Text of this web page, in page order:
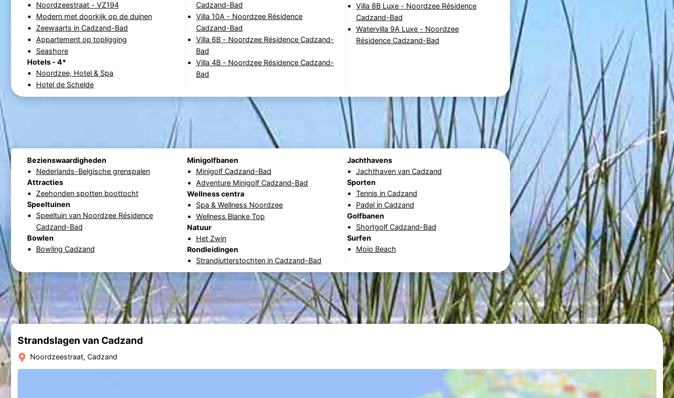
Noordzeestraat - VZ194
Modern met doorkijk op de duinen
Zeewaarts in Cadzand-Bad
Appartement op topligging
Seashore
Hotels - 4*
Noordzee, Hotel & Spa
Hotel de Schelde
Cadzand-Bad
Villa 10A - Noordzee Résidence
Cadzand-Bad
Villa 6B - Noordzee Résidence Cadzand-
Bad
Villa 4B - Noordzee Résidence Cadzand-
Bad
Villa 8B Luxe - Noordzee Résidence
Cadzand-Bad
Watervilla 9A Luxe - Noordzee
Résidence Cadzand-Bad
Bezienswaardigheden
Nederlands-Belgische grenspalen
Attracties
Zeehonden spotten boottocht
Speeltuinen
Speeltuin van Noordzee Résidence
Cadzand-Bad
Bowlen
Bowling Cadzand
Minigolfbanen
Minigolf Cadzand-Bad
Adventure Minigolf Cadzand-Bad
Wellness centra
Spa & Wellness Noordzee
Wellness Blanke Top
Natuur
Het Zwin
Rondleidingen
Strandjutterstochten in Cadzand-Bad
Jachthavens
Jachthaven van Cadzand
Sporten
Tennis in Cadzand
Padel in Cadzand
Golfbanen
Shortgolf Cadzand-Bad
Surfen
Moio Beach
Strandslagen van Cadzand
Noordzeestraat, Cadzand